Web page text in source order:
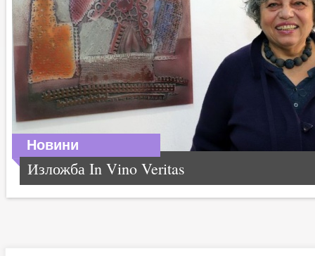
Новини
Изложба In Vino Veritas